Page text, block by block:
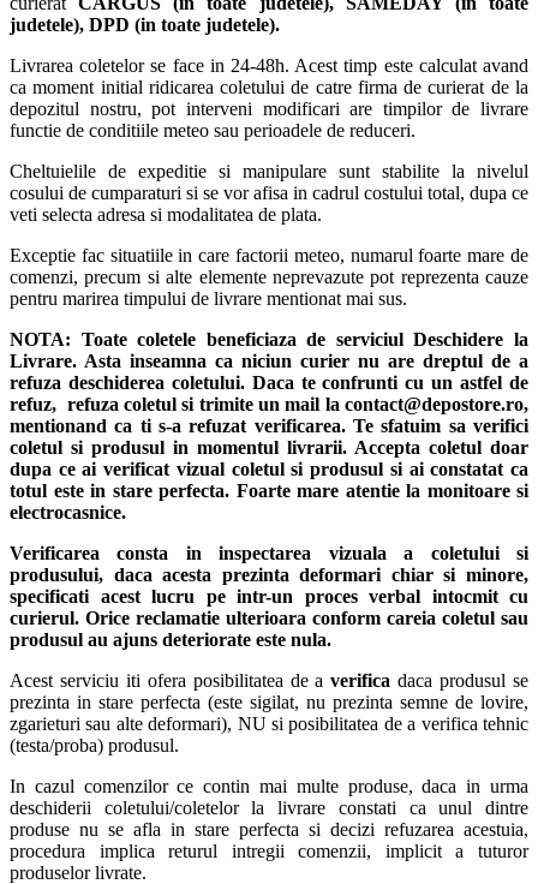
judetele), DPD (in toate judetele).
Livrarea coletelor se face in 24-48h. Acest timp este calculat avand
ca moment initial ridicarea coletului de catre firma de curierat de la
depozitul nostru, pot interveni modificari are timpilor de livrare
functie de conditiile meteo sau perioadele de reduceri.
Cheltuielile de expeditie si manipulare sunt stabilite la nivelul
cosului de cumparaturi si se vor afisa in cadrul costului total, dupa ce
veti selecta adresa si modalitatea de plata.
Exceptie fac situatiile in care factorii meteo, numarul foarte mare de
comenzi, precum si alte elemente neprevazute pot reprezenta cauze
pentru marirea timpului de livrare mentionat mai sus.
NOTA: Toate coletele beneficiaza de serviciul Deschidere la
Livrare. Asta inseamna ca niciun curier nu are dreptul de a
refuza deschiderea coletului. Daca te confrunti cu un astfel de
refuz, refuza coletul si trimite un mail la contact@depostore.ro,
mentionand ca ti s-a refuzat verificarea. Te sfatuim sa verifici
coletul si produsul in momentul livrarii. Accepta coletul doar
dupa ce ai verificat vizual coletul si produsul si ai constatat ca
totul este in stare perfecta. Foarte mare atentie la monitoare si
electrocasnice.
Verificarea consta in inspectarea vizuala a coletului si
produsului, daca acesta prezinta deformari chiar si minore,
specificati acest lucru pe intr-un proces verbal intocmit cu
curierul. Orice reclamatie ulterioara conform careia coletul sau
produsul au ajuns deteriorate este nula.
Acest serviciu iti ofera posibilitatea de averifica daca produsul se
prezinta in stare perfecta (este sigilat, nu prezinta semne de lovire,
zgarieturi sau alte deformari), NU si posibilitatea de a verifica tehnic
(testa/proba) produsul.
In cazul comenzilor ce contin mai multe produse, daca in urma
deschiderii coletului/coletelor la livrare constati ca unul dintre
produse nu se afla in stare perfecta si decizi refuzarea acestuia,
procedura implica returul intregii comenzii, implicit a tuturor
produselor livrate.